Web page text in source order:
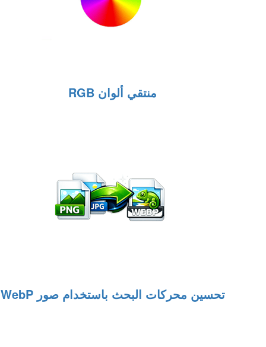
منتقي ألوان RGB
تحسين محركات البحث باستخدام صور WebP